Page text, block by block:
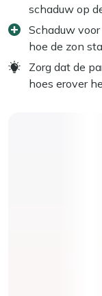
schaduw op
Schaduw
hoe de zon
Zorg dat de
hoes erover